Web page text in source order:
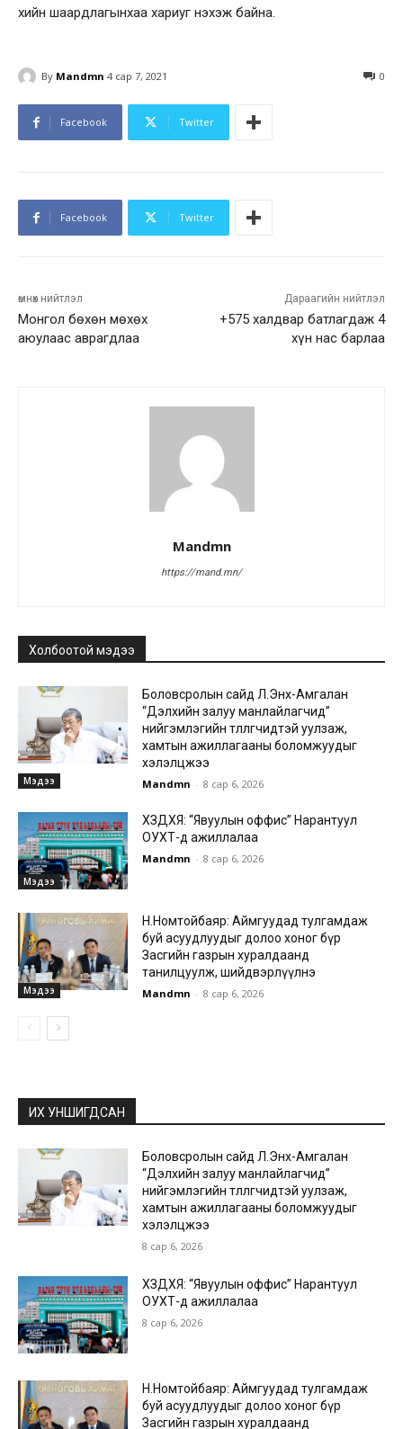
хийн шаардлагынхаа хариуг нэхэж байна.
By Mandmn 4 сар 7, 2021 0
Facebook Twitter
Facebook Twitter
өмнөх нийтлэл
Монгол бөхөн мөхөх
аюулаас аврагдлаа
Дараагийн нийтлэл
+575 халдвар батлагдаж 4
хүн нас барлаа
Mandmn
https://mand.mn/
Холбоотой мэдээ
Мэдээ
Боловсролын сайд Л.Энх-Амгалан
“Дэлхийн залуу манлайлагчид”
нийгэмлэгийн төлөөлөгчидтэй уулзаж,
хамтын ажиллагааны боломжуудыг
хэлэлцжээ
Mandmn - 8 сар 6, 2026
Мэдээ
ХЗДХЯ: “Явуулын оффис” Нарантуул
ОУХТ-д ажиллалаа
Mandmn - 8 сар 6, 2026
Мэдээ
Н.Номтойбаяр: Аймгуудад тулгамдаж
буй асуудлуудыг долоо хоног бүр
Засгийн газрын хуралдаанд
танилцуулж, шийдвэрлүүлнэ
Mandmn - 8 сар 6, 2026
ИХ УНШИГДСАН
Боловсролын сайд Л.Энх-Амгалан
“Дэлхийн залуу манлайлагчид”
нийгэмлэгийн төлөөлөгчидтэй уулзаж,
хамтын ажиллагааны боломжуудыг
хэлэлцжээ
8 сар 6, 2026
ХЗДХЯ: “Явуулын оффис” Нарантуул
ОУХТ-д ажиллалаа
8 сар 6, 2026
Н.Номтойбаяр: Аймгуудад тулгамдаж
буй асуудлуудыг долоо хоног бүр
Засгийн газрын хуралдаанд